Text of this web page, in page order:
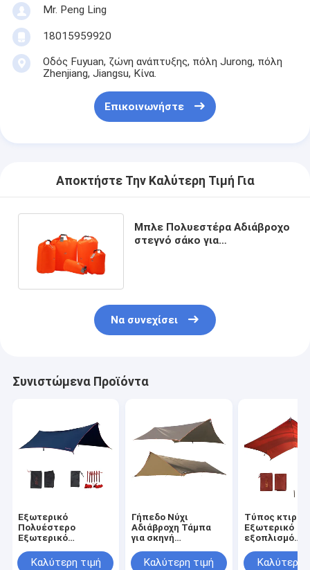
Mr. Peng Ling
18015959920
Οδός Fuyuan, ζώνη ανάπτυξης, πόλη Jurong, πόλη
Zhenjiang, Jiangsu, Κίνα.
Επικοινωνήστε
Αποκτήστε Την Καλύτερη Τιμή Για
Μπλε Πολυεστέρα Αδιάβροχο
στεγνό σάκο για
Να συνεχίσει
Συνιστώμενα Προϊόντα
Εξωτερικό
Πολυέστερο
Εξωτερικό
Υπεραλαφρύ
Καλύτερη τιμή
Γήπεδο Νύχι
Αδιάβροχη Τάμπα
για σκηνή
λογότυπο Ηλιακή
Καλύτερη τιμή
Τύπος
Εξωτερικό
εξοπλισμό
την ανάγκη
Καλύτερη